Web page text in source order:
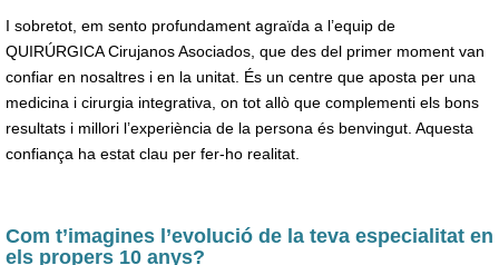
I sobretot, em sento profundament agraïda a l’equip de
QUIRÚRGICA Cirujanos Asociados, que des del primer moment van
confiar en nosaltres i en la unitat. És un centre que aposta per una
medicina i cirurgia integrativa, on tot allò que complementi els bons
resultats i millori l’experiència de la persona és benvingut. Aquesta
confiança ha estat clau per fer-ho realitat.
Com t’imagines l’evolució de la teva especialitat en
els propers 10 anys?